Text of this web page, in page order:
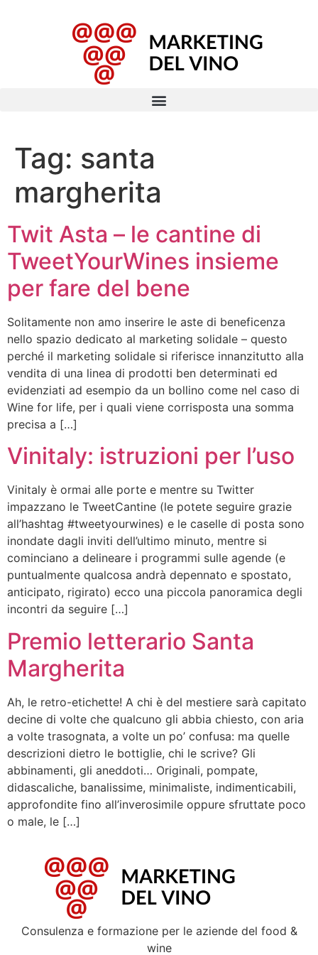
Tag: santa
margherita
Twit Asta – le cantine di
TweetYourWines insieme
per fare del bene
Solitamente non amo inserire le aste di beneficenza
nello spazio dedicato al marketing solidale – questo
perché il marketing solidale si riferisce innanzitutto alla
vendita di una linea di prodotti ben determinati ed
evidenziati ad esempio da un bollino come nel caso di
Wine for life, per i quali viene corrisposta una somma
precisa a […]
Vinitaly: istruzioni per l’uso
Vinitaly è ormai alle porte e mentre su Twitter
impazzano le TweetCantine (le potete seguire grazie
all’hashtag #tweetyourwines) e le caselle di posta sono
inondate dagli inviti dell’ultimo minuto, mentre si
cominciano a delineare i programmi sulle agende (e
puntualmente qualcosa andrà depennato e spostato,
anticipato, rigirato) ecco una piccola panoramica degli
incontri da seguire […]
Premio letterario Santa
Margherita
Ah, le retro-etichette! A chi è del mestiere sarà capitato
decine di volte che qualcuno gli abbia chiesto, con aria
a volte trasognata, a volte un po’ confusa: ma quelle
descrizioni dietro le bottiglie, chi le scrive? Gli
abbinamenti, gli aneddoti… Originali, pompate,
didascaliche, banalissime, minimaliste, indimenticabili,
approfondite fino all’inverosimile oppure sfruttate poco
o male, le […]
Consulenza e formazione per le aziende del food &
wine